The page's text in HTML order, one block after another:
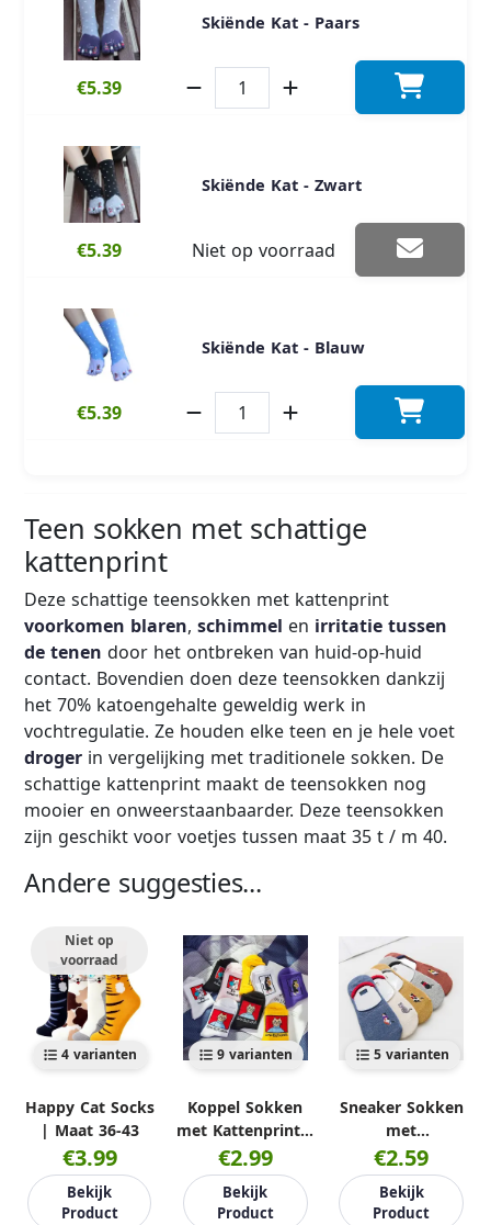
Skiënde Kat - Paars
€5.39
Skiënde Kat - Zwart
€5.39 Niet op voorraad
Skiënde Kat - Blauw
€5.39
Teen sokken met schattige
kattenprint
Deze schattige teensokken met kattenprint
voorkomen blaren,schimmel en irritatie tussen
de tenen door het ontbreken van huid-op-huid
contact. Bovendien doen deze teensokken dankzij
het 70% katoengehalte geweldig werk in
vochtregulatie. Ze houden elke teen en je hele voet
droger in vergelijking met traditionele sokken. De
schattige kattenprint maakt de teensokken nog
mooier en onweerstaanbaarder. Deze teensokken
zijn geschikt voor voetjes tussen maat 35 t / m 40.
Andere suggesties...
Niet op
voorraad
4 varianten
Happy Cat Socks
| Maat 36-43
€3.99
Bekijk
Product
9 varianten
Koppel Sokken
met Kattenprint |
Maat 36-41
€2.99
Bekijk
Product
5 varianten
Sneaker Sokken
met
Kattenborduursel
| Maat 35-39
€2.59
Bekijk
Product